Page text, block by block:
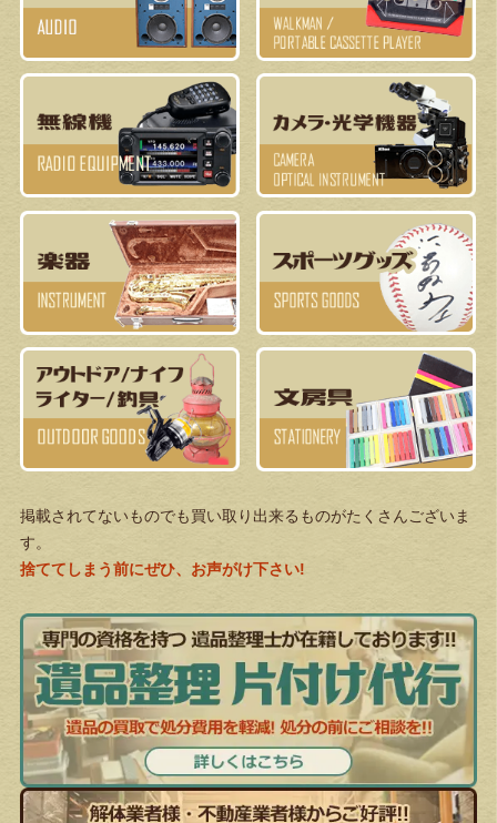
掲載されてないものでも買い取り出来るものがたくさんございま
す。
捨ててしまう前にぜひ、お声がけ下さい!